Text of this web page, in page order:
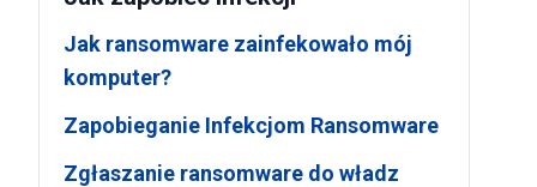
Jak ransomware zainfekowało mój
komputer?
Zapobieganie Infekcjom Ransomware
Zgłaszanie ransomware do władz